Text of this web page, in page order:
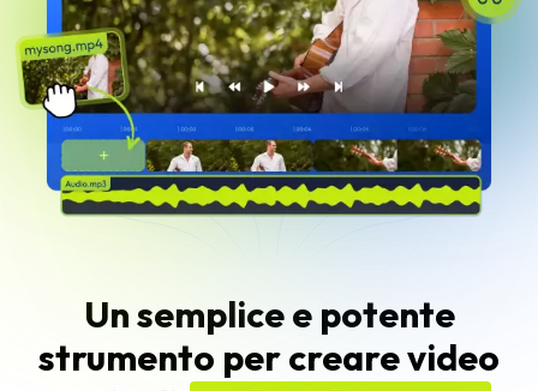
Un semplice e potente
strumento per creare video